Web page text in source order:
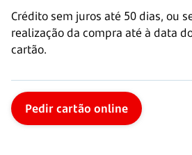
Crédito sem juros até 50 dias, ou
realização da compra até à data
cartão.
Pedir cartão online